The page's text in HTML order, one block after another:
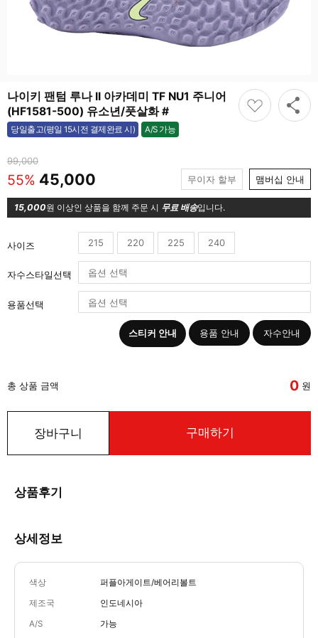
나이키 팬텀 루나 II 아카데미 TF NU1 주니어
(HF1581-500) 유소년/풋살화 #
당일출고(평일 15시전 결제완료 시) A/S 가능
가능
99,000
55% 45,000 무이자 할부 맴버십 안내
15,000원 이상인 상품을 함께 주문 시 무료 배송입니다.
사이즈 215 220 225 240
자수스타일선택
용품선택
스티커 안내 용품 안내 자수안내
총 상품 금액 0 원
장바구니 구매하기
상품후기
상세정보
색상 퍼플아게이트/베어리볼트
제조국 인도네시아
A/S 가능